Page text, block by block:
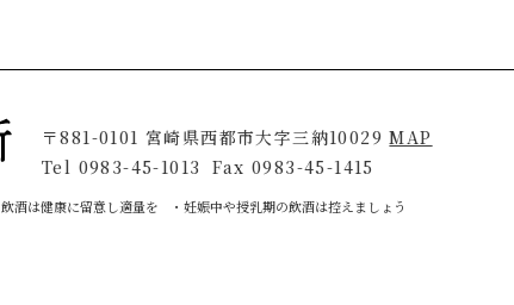
〒881-0101宮崎県西都市大字三納10029MAP
Tel 0983-45-1013 Fax0983-45-1415
飲酒は健康に留意し適量を
妊娠中や授乳期の飲酒は控えましょう